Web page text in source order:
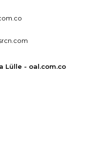
Lülle - oal.com.co